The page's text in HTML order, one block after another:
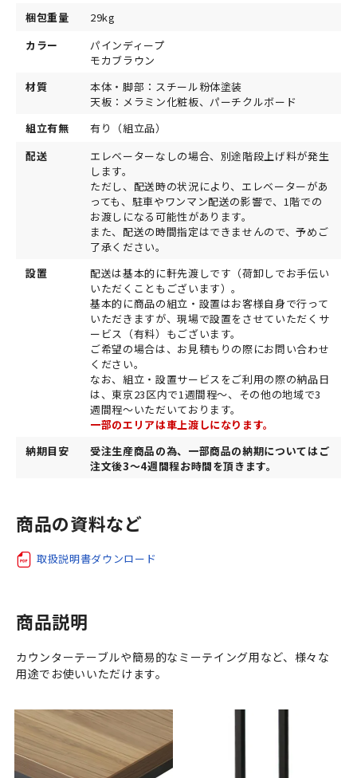
梱包重量
29kg
カラー
パインディープ
モカブラウン
材質
本体・脚部：スチール粉体塗装
天板：メラミン化粧板、パーチクルボード
組立有無
有り（組立品）
配送
エレベーターなしの場合、別途階段上げ料が発生
します。
ただし、配送時の状況により、エレベーターがあ
っても、駐車やワンマン配送の影響で、1階での
お渡しになる可能性があります。
また、配送の時間指定はできませんので、予めご
了承ください。
設置
配送は基本的に軒先渡しです（荷卸しでお手伝い
いただくこともございます）。
基本的に商品の組立・設置はお客様自身で行って
いただきますが、現場で設置をさせていただくサ
ービス（有料）もございます。
ご希望の場合は、お見積もりの際にお問い合わせ
ください。
なお、組立・設置サービスをご利用の際の納品日
は、東京23区内で1週間程～、その他の地域で3
週間程～いただいております。
一部のエリアは車上渡しになります。
納期目安
受注生産商品の為、一部商品の納期についてはご
注文後3〜4週間程お時間を頂きます。
商品の資料など
取扱説明書ダウンロード
商品説明
カウンターテーブルや簡易的なミーテイング用など、様々な
用途でお使いいただけます。